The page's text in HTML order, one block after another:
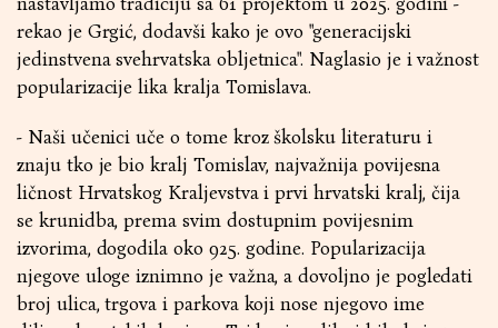
rekao je Grgić, dodavši kako je ovo "generacijski
jedinstvena svehrvatska obljetnica". Naglasio je i važnost
popularizacije lika kralja Tomislava.
- Naši učenici uče o tome kroz školsku literaturu i
znaju tko je bio kralj Tomislav, najvažnija povijesna
ličnost Hrvatskog Kraljevstva i prvi hrvatski kralj, čija
se krunidba, prema svim dostupnim povijesnim
izvorima, dogodila oko 925. godine. Popularizacija
njegove uloge iznimno je važna, a dovoljno je pogledati
broj ulica, trgova i parkova koji nose njegovo ime